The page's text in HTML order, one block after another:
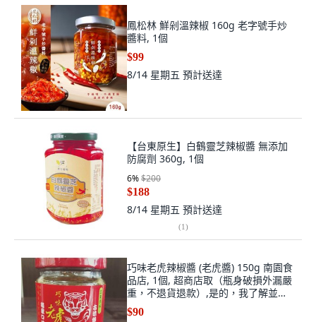
鳳松林 鮮剁溫辣椒 160g 老字號手炒
醬料, 1個
$99
8/14 星期五 預計送達
【台東原生】白鶴靈芝辣椒醬 無添加
防腐劑 360g, 1個
6%$200
$188
8/14 星期五 預計送達
(1)
巧味老虎辣椒醬 (老虎醬) 150g 南園食
品店, 1個, 超商店取（瓶身破損外漏嚴
重，不退貨退款）,是的，我了解並同
意遵守規定（宅配不限制）
$90